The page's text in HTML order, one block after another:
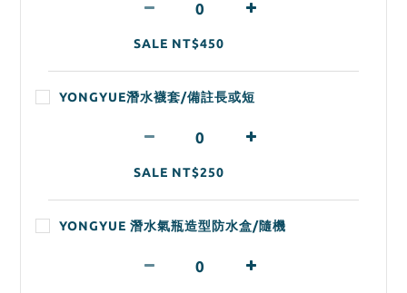
SALE NT$450
YONGYUE潛水襪套/備註長或短
SALE NT$250
YONGYUE 潛水氣瓶造型防水盒/隨機